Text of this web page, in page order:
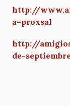
http://
a=proxsal
http://
de-